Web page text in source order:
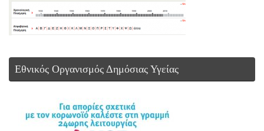
Εθνικός Οργανισμός Δημόσιας Υγείας